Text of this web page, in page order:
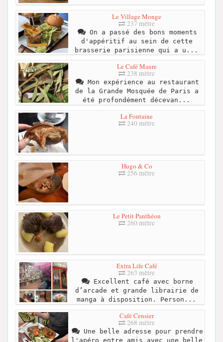
Le Village Monge
237 mètre
On a passé des bons moments
d'appéritif au sein de cette
brasserie parisienne qui a u...
Le Café Maure
238 mètre
Mon expérience au restaurant
de la Grande Mosquée de Paris a
été profondément décevan...
La Fontaine
240 mètre
Hugo & Co
256 mètre
Le Petit Panthéon
260 mètre
Extra Life Café
263 mètre
Excellent café avec borne
d’arcade et grande librairie de
manga à disposition. Person...
Café Censier
268 mètre
Une belle adresse pour prendre
l'apéro entre amis avec une belle